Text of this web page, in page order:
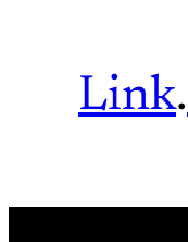
Link.